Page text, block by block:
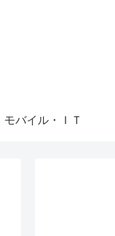
モバイル・ＩＴ